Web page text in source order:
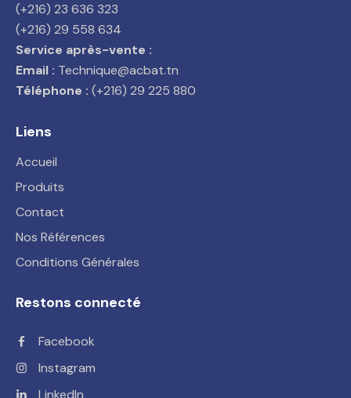
(+216) 23 636 323
(+216) 29 558 634
Service après-vente :
Email : Technique@acbat.tn
Téléphone : (+216) 29 225 880
Liens
Accueil
Produits
Contact
Nos Références
Conditions Générales
Restons connecté
Facebook
Instagram
LinkedIn